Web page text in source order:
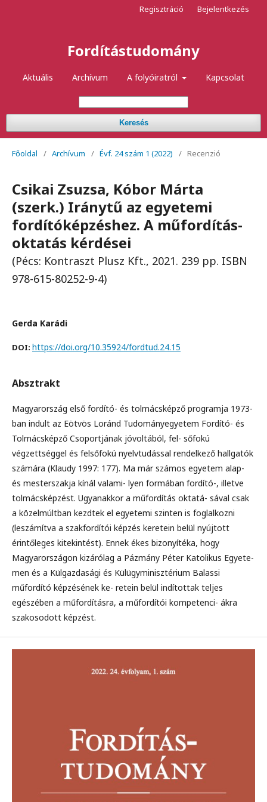
Fordítástudomány
Aktuális Archívum A folyóiratról Kapcsolat
Keresés
Regisztráció Bejelentkezés
Főoldal / Archívum / Évf. 24 szám 1 (2022) / Recenzió
Csikai Zsuzsa, Kóbor Márta
(szerk.) Iránytű az egyetemi
fordítóképzéshez. A műfordítás-
oktatás kérdései
(Pécs: Kontraszt Plusz Kft., 2021. 239 pp. ISBN
978-615-80252-9-4)
Gerda Karádi
DOI: https://doi.org/10.35924/fordtud.24.15
Absztrakt
Magyarország első fordító- és tolmácsképző programja 1973-
ban indult az Eötvös Loránd Tudományegyetem Fordító- és
Tolmácsképző Csoportjának jóvoltából, fel- sőfokú
végzettséggel és felsőfokú nyelvtudással rendelkező hallgatók
számára (Klaudy 1997: 177). Ma már számos egyetem alap-
és mesterszakja kínál valami- lyen formában fordító-, illetve
tolmácsképzést. Ugyanakkor a műfordítás oktatá- sával csak
a közelmúltban kezdtek el egyetemi szinten is foglalkozni
(leszámítva a szakfordítói képzés keretein belül nyújtott
érintőleges kitekintést). Ennek ékes bizonyítéka, hogy
Magyarországon kizárólag a Pázmány Péter Katolikus Egyete-
men és a Külgazdasági és Külügyminisztérium Balassi
műfordító képzésének ke- retein belül indítottak teljes
egészében a műfordításra, a műfordítói kompetenci- ákra
szakosodott képzést.